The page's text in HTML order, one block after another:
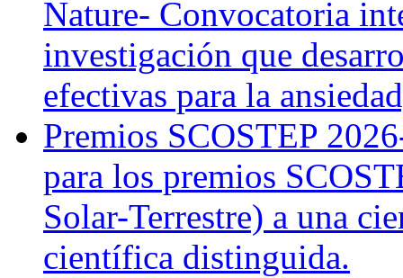
Nature- Convocatoria
investigación que
efectivas para la
Premios SCOSTEP
para los premios
Solar-Terrestre) a una
científica distinguida.